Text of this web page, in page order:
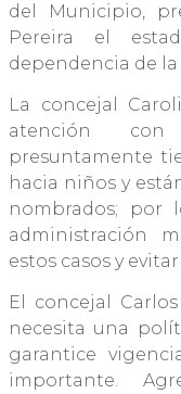
del Municipio,
Pereira el
dependencia de
La concejal
atención
presuntamente
hacia niños y
nombrados;
administración
estos casos y
El concejal
necesita una
garantice
importante.